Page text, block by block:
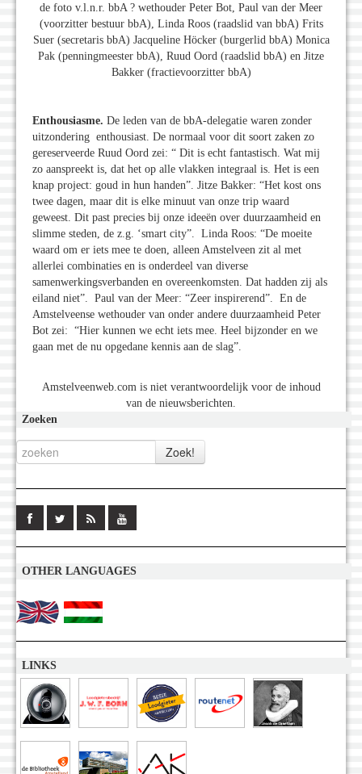
de foto v.l.n.r. bbA ? wethouder Peter Bot, Paul van der Meer
(voorzitter bestuur bbA), Linda Roos (raadslid van bbA) Frits
Suer (secretaris bbA) Jacqueline Höcker (burgerlid bbA) Monica
Pak (penningmeester bbA), Ruud Oord (raadslid bbA) en Jitze
Bakker (fractievoorzitter bbA)
Enthousiasme. De leden van de bbA-delegatie waren zonder
uitzondering enthousiast. De normaal voor dit soort zaken zo
gereserveerde Ruud Oord zei: “ Dit is echt fantastisch. Wat mij
zo aanspreekt is, dat het op alle vlakken integraal is. Het is een
knap project: goud in hun handen”. Jitze Bakker: “Het kost ons
twee dagen, maar dit is elke minuut van onze trip waard
geweest. Dit past precies bij onze ideeën over duurzaamheid en
slimme steden, de z.g. ‘smart city”. Linda Roos: “De moeite
waard om er iets mee te doen, alleen Amstelveen zit al met
allerlei combinaties en is onderdeel van diverse
samenwerkingsverbanden en overeenkomsten. Dat hadden zij als
eiland niet”. Paul van der Meer: “Zeer inspirerend”. En de
Amstelveense wethouder van onder andere duurzaamheid Peter
Bot zei: “Hier kunnen we echt iets mee. Heel bijzonder en we
gaan met de nu opgedane kennis aan de slag”.
Amstelveenweb.com is niet verantwoordelijk voor de inhoud
van de nieuwsberichten.
Zoeken
OTHER LANGUAGES
LINKS